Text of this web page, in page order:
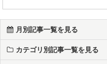
月別記事一覧を見る
カテゴリ別記事一覧を見る